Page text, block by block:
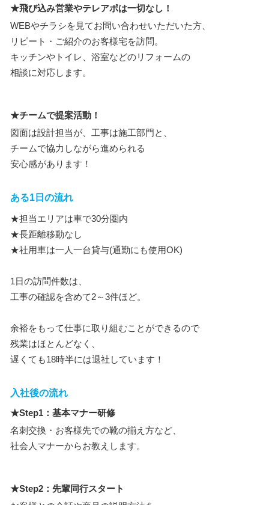
★飛び込み営業やテレアポは一切なし！
WEBやチラシを見てお問い合わせいただいた方、
リピート・ご紹介のお客様宅を訪問。
キッチンやトイレ、浴室などのリフォームの
相談に対応します。
★チームで提案活動！
図面は設計担当が、工事は施工部門と、
チームで協力しながら進められる
安心感があります！
ある1日の流れ
★担当エリアは車で30分圏内
★長距離移動なし
★社用車は一人一台貸与(通勤にも使用OK)
1日の訪問件数は、
工事の確認を含めて2～3件ほど。
余裕をもって仕事に取り組むことができるので
残業はほとんどなく、
遅くても18時半には退社しています！
入社後の流れ
★Step1：基本マナー研修
名刺交換・お客様先での靴の揃え方など、
社会人マナーからお教えします。
★Step2：先輩同行スタート